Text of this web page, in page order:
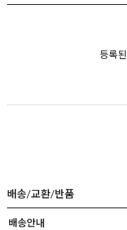
등록
배송/교환/반품
배송안내